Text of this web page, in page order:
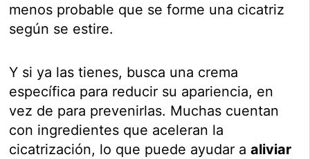
menos probable que se forme una cicatriz
según se estire.
Y si ya las tienes, busca una crema
específica para reducir su apariencia, en
vez de para prevenirlas. Muchas cuentan
con ingredientes que aceleran la
cicatrización, lo que puede ayudar aaliviar